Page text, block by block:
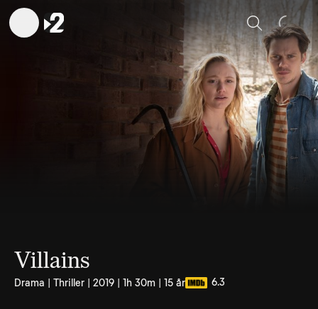
Sök
Villains
Drama | Thriller | 2019 | 1h 30m | 15 år 6.3